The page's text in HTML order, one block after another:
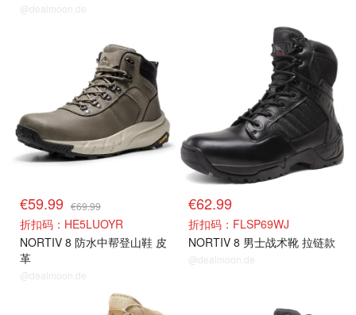
@dealmoon.de
€59.99 €69.99
折扣码：HE5LUOYR
NORTIV 8 防水中帮登山鞋 皮
革
@dealmoon.de
€62.99
折扣码：FLSP69WJ
NORTIV 8 男士战术靴 拉链款
@dealmoon.de